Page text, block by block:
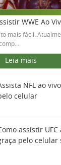
WWE Ao
mais fácil.
Leia mais
NFL ao
celular
assistir UFC
pelo celular